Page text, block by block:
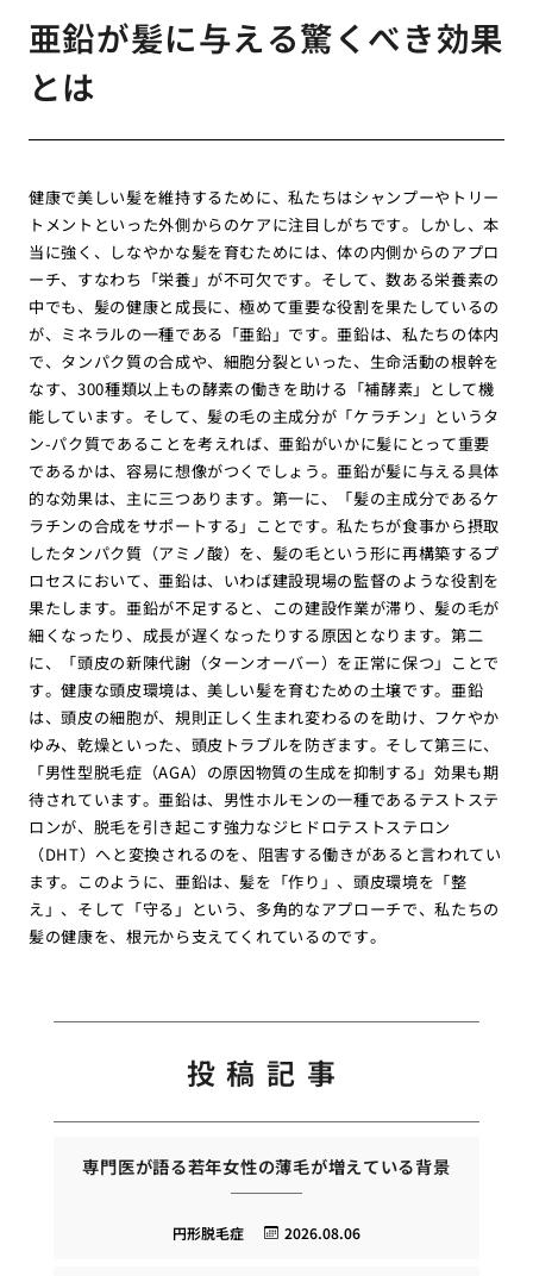
亜鉛が髪に与える驚くべき効果
とは
健康で美しい髪を維持するために、私たちはシャンプーやトリー
トメントといった外側からのケアに注目しがちです。しかし、本
当に強く、しなやかな髪を育むためには、体の内側からのアプロ
ーチ、すなわち「栄養」が不可欠です。そして、数ある栄養素の
中でも、髪の健康と成長に、極めて重要な役割を果たしているの
が、ミネラルの一種である「亜鉛」です。亜鉛は、私たちの体内
で、タンパク質の合成や、細胞分裂といった、生命活動の根幹を
なす、300種類以上もの酵素の働きを助ける「補酵素」として機
能しています。そして、髪の毛の主成分が「ケラチン」というタ
ン-パク質であることを考えれば、亜鉛がいかに髪にとって重要
であるかは、容易に想像がつくでしょう。亜鉛が髪に与える具体
的な効果は、主に三つあります。第一に、「髪の主成分であるケ
ラチンの合成をサポートする」ことです。私たちが食事から摂取
したタンパク質（アミノ酸）を、髪の毛という形に再構築するプ
ロセスにおいて、亜鉛は、いわば建設現場の監督のような役割を
果たします。亜鉛が不足すると、この建設作業が滞り、髪の毛が
細くなったり、成長が遅くなったりする原因となります。第二
に、「頭皮の新陳代謝（ターンオーバー）を正常に保つ」ことで
す。健康な頭皮環境は、美しい髪を育むための土壌です。亜鉛
は、頭皮の細胞が、規則正しく生まれ変わるのを助け、フケやか
ゆみ、乾燥といった、頭皮トラブルを防ぎます。そして第三に、
「男性型脱毛症（AGA）の原因物質の生成を抑制する」効果も期
待されています。亜鉛は、男性ホルモンの一種であるテストステ
ロンが、脱毛を引き起こす強力なジヒドロテストステロン
（DHT）へと変換されるのを、阻害する働きがあると言われてい
ます。このように、亜鉛は、髪を「作り」、頭皮環境を「整
え」、そして「守る」という、多角的なアプローチで、私たちの
髪の健康を、根元から支えてくれているのです。
投稿記事
専門医が語る若年女性の薄毛が増えている背景
2026.08.06
円形脱毛症